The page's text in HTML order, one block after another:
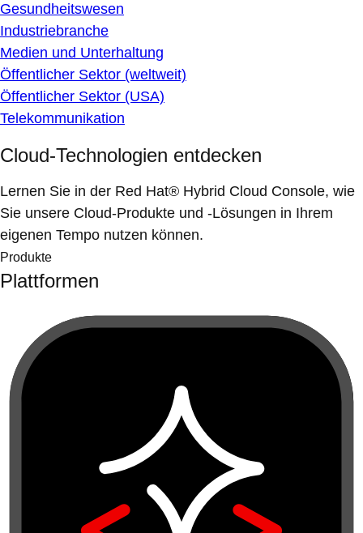
Gesundheitswesen
Industriebranche
Medien und Unterhaltung
Öffentlicher Sektor (weltweit)
Öffentlicher Sektor (USA)
Telekommunikation
Cloud-Technologien entdecken
Lernen Sie in der Red Hat® Hybrid Cloud Console, wie
Sie unsere Cloud-Produkte und -Lösungen in Ihrem
eigenen Tempo nutzen können.
Produkte
Plattformen